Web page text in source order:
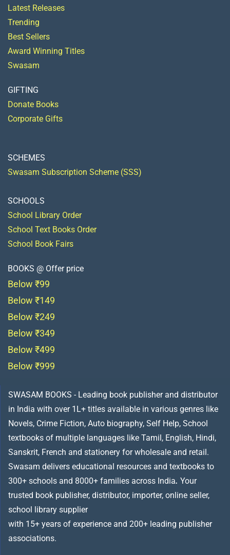
Latest Releases
Trending
Best Sellers
Award Winning Titles
Swasam
GIFTING
Donate Books
Corporate Gifts
SCHEMES
Swasam Subscription Scheme (SSS)
SCHOOLS
School Library Order
School Text Books Order
School Book Fairs
BOOKS @ Offer price
Below ₹99
Below ₹149
Below ₹249
Below ₹349
Below ₹499
Below ₹999
SWASAM BOOKS - Leading book publisher and distributor
in India with over 1L+ titles available in various genres like
Novels, Crime Fiction, Auto biography, Self Help, School
textbooks of multiple languages like Tamil, English, Hindi,
Sanskrit, French and stationery for wholesale and retail.
Swasam delivers educational resources and textbooks to
300+ schools and 8000+ families across India. Your
trusted book publisher, distributor, importer, online seller,
school library supplier
with 15+ years of experience and 200+ leading publisher
associations.